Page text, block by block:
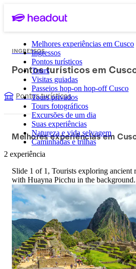
Melhores experiências em Cusco
Ingressos
Pontos turísticos
Tours
Visitas guiadas
Passeios hop-on hop-off Cusco
Tours privados
Tours fotográficos
Excursões de um dia
Suas experiências
Natureza e vida selvagem
Caminhadas e trilhas
INGRESSOS
Pontos turísticos em
Pontos turísticos
Melhores experiências em
2 experiência
Slide 1 of 1, Tourists exploring ancient
with Huayna Picchu in the background.